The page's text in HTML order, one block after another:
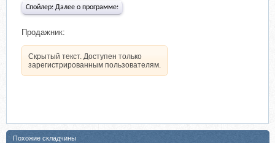
Спойлер: Далее о программе:
Продажник:
Скрытый текст. Доступен только
зарегистрированным пользователям.
Похожие складчины